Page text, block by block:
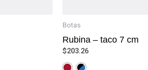
Botas
Rubina – taco 7 cm
$203.26